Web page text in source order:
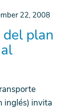
22, 2008
plan
inglés) invita